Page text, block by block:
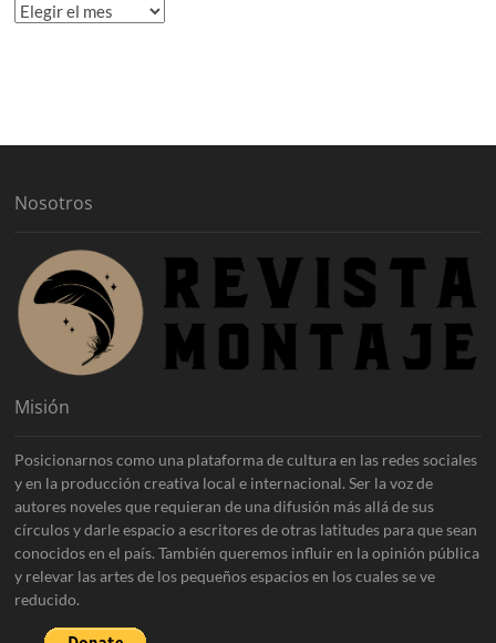
A
Nosotros
Misión
Posicionarnos como una plataforma de cultura en las redes sociales
y en la producción creativa local e internacional. Ser la voz de
autores noveles que requieran de una difusión más allá de sus
círculos y darle espacio a escritores de otras latitudes para que sean
conocidos en el país. También queremos influir en la opinión pública
y relevar las artes de los pequeños espacios en los cuales se ve
reducido.